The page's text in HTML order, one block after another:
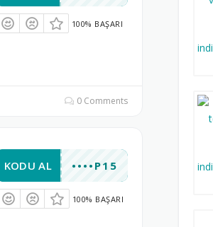
100% BAŞARI
0 Comments
••••P15
KODU AL
100% BAŞARI